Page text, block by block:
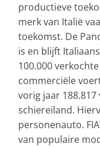
productieve
merk van Italië
toekomst. De
is en blijft
100.000
commerciële
vorig jaar
schiereiland.
personenauto.
van populaire